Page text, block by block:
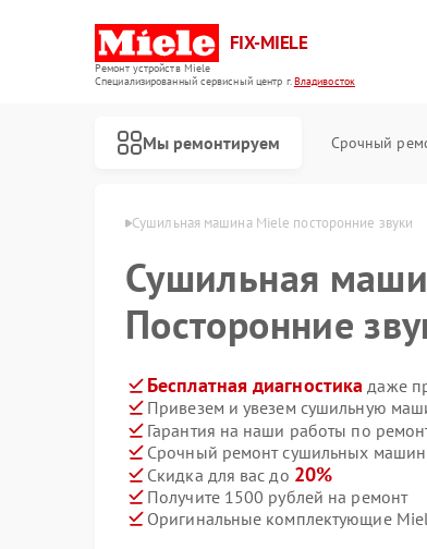
FIX-MIELE
Ремонт устройств Miele
Специализированный cервисный центр г.Владивосток
Мы ремонтируем Срочный
в Владивостоке Сушильная машина Miele посторонние звуки
Сушильная
Посторонние
Бесплатная диагностика даже
Привезем и увезем сушильную
Гарантия на наши работы по
Срочный ремонт сушильных машин
Скидка для вас до 20%
Получите 1500 рублей на ремонт
Оригинальные комплектующие